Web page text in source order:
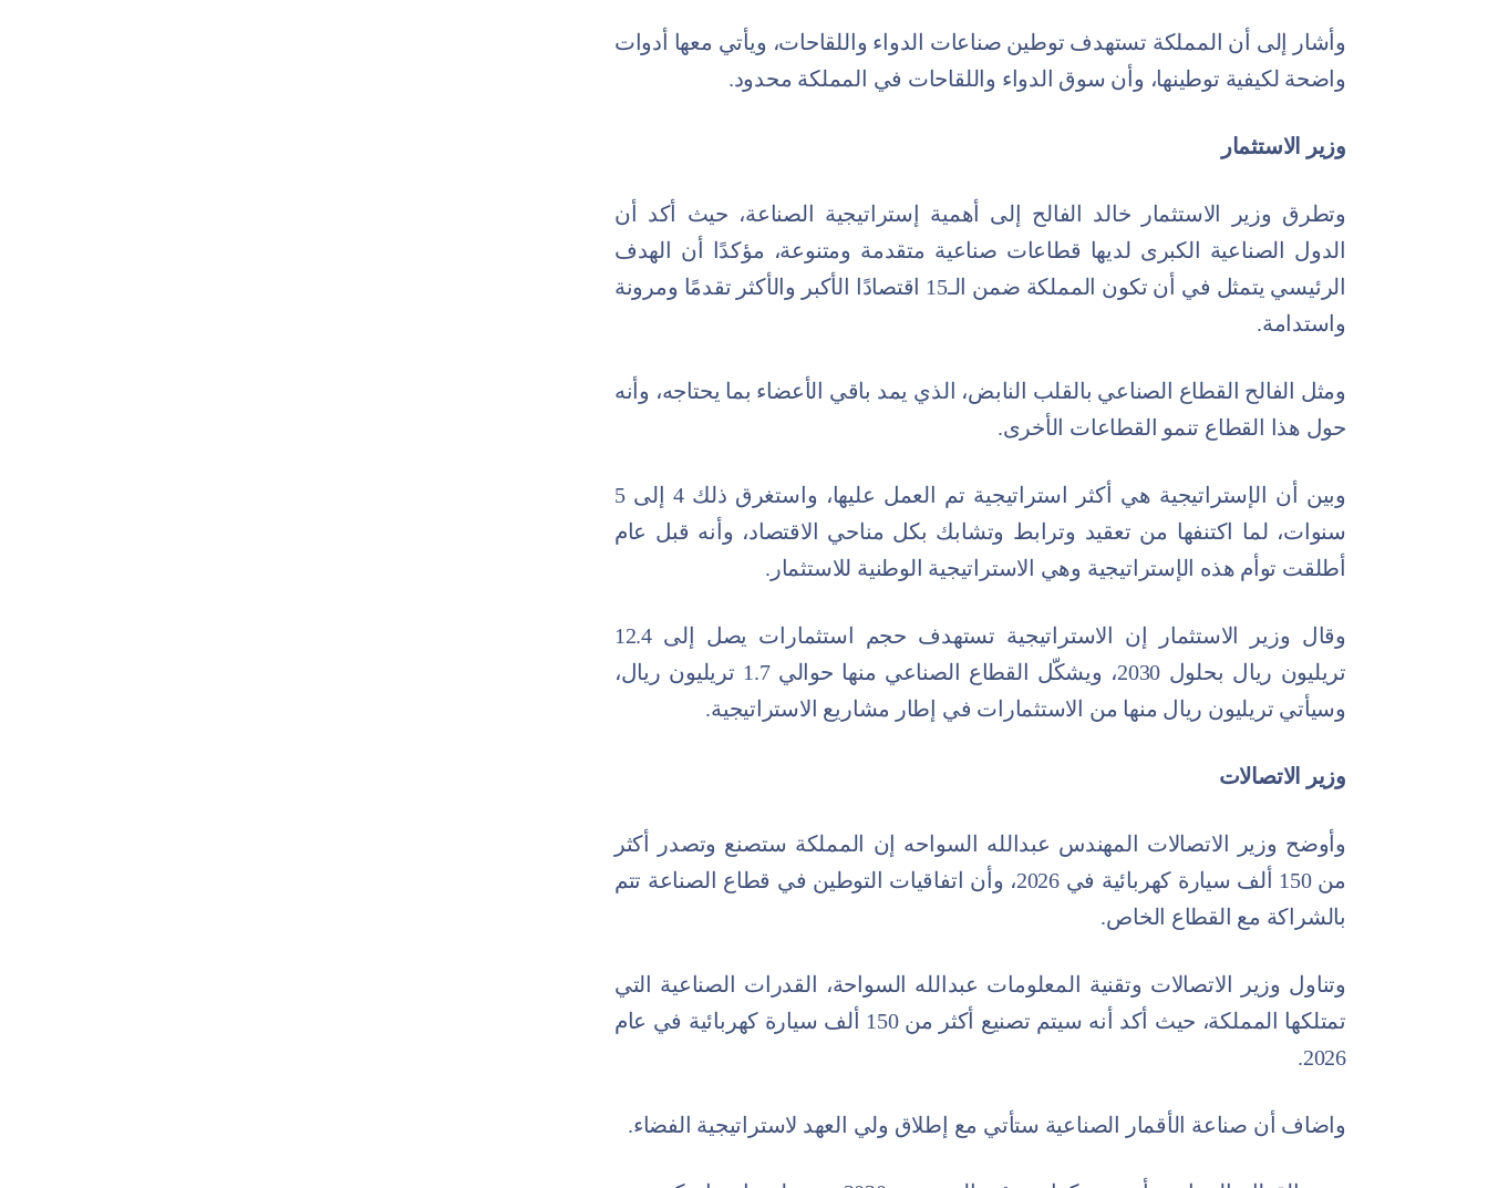
وأشار إلى أن المملكة تستهدف توطين صناعات الدواء واللقاحات، ويأتي معها أدوات
واضحة لكيفية توطينها، وأن سوق الدواء واللقاحات في المملكة محدود.
وزير الاستثمار
وتطرق وزير الاستثمار خالد الفالح إلى أهمية إستراتيجية الصناعة، حيث أكد أن
الدول الصناعية الكبرى لديها قطاعات صناعية متقدمة ومتنوعة، مؤكدًا أن الهدف
الرئيسي يتمثل في أن تكون المملكة ضمن الـ15 اقتصادًا الأكبر والأكثر تقدمًا ومرونة
واستدامة.
ومثل الفالح القطاع الصناعي بالقلب النابض، الذي يمد باقي الأعضاء بما يحتاجه، وأنه
حول هذا القطاع تنمو القطاعات الأخرى.
وبين أن الإستراتيجية هي أكثر استراتيجية تم العمل عليها، واستغرق ذلك 4 إلى 5
سنوات، لما اكتنفها من تعقيد وترابط وتشابك بكل مناحي الاقتصاد، وأنه قبل عام
أطلقت توأم هذه الإستراتيجية وهي الاستراتيجية الوطنية للاستثمار.
وقال وزير الاستثمار إن الاستراتيجية تستهدف حجم استثمارات يصل إلى 12.4
تريليون ريال بحلول 2030، ويشكّل القطاع الصناعي منها حوالي 1.7 تريليون ريال،
وسيأتي تريليون ريال منها من الاستثمارات في إطار مشاريع الاستراتيجية.
وزير الاتصالات
وأوضح وزير الاتصالات المهندس عبدالله السواحه إن المملكة ستصنع وتصدر أكثر
من 150 ألف سيارة كهربائية في 2026، وأن اتفاقيات التوطين في قطاع الصناعة تتم
بالشراكة مع القطاع الخاص.
وتناول وزير الاتصالات وتقنية المعلومات عبدالله السواحة، القدرات الصناعية التي
تمتلكها المملكة، حيث أكد أنه سيتم تصنيع أكثر من 150 ألف سيارة كهربائية في عام
2026.
واضاف أن صناعة الأقمار الصناعية ستأتي مع إطلاق ولي العهد لاستراتيجية الفضاء.